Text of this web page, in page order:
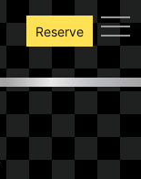
Reserve